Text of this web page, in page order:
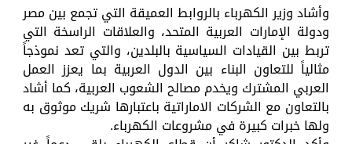
وأشاد وزير الكهرباء بالروابط العميقة التي تجمع بين مصر
ودولة الإمارات العربية المتحد، والعلاقات الراسخة التي
تربط بين القيادات السياسية بالبلدين، والتي تعد نموذجاً
مثالياً للتعاون البناء بين الدول العربية بما يعزز العمل
العربي المشترك ويخدم مصالح الشعوب العربية، كما أشاد
بالتعاون مع الشركات الاماراتية باعتبارها شريك موثوق به
ولها خبرات كبيرة في مشروعات الكهرباء.